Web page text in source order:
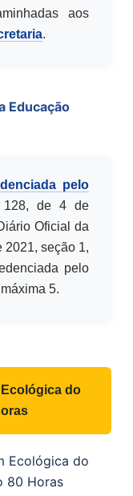
aos
.
Educação
pelo
128, de 4 de
Oficial da
2021, seção 1,
pelo
5.
do
Ecológica do
80 Horas